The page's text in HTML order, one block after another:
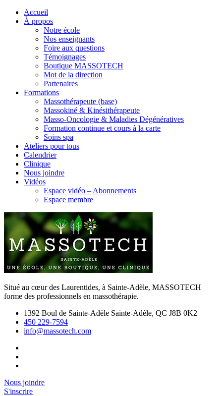
Accueil
À propos
Notre école
Nos enseignants
Foire aux questions
Témoignages
Boutique MASSOTECH
Mot de la direction
Partenaires
Formations
Massothérapeute (base)
Massokiné & Kinésithérapeute
Masso-Oncologie & Maladies Dégénératives
Formation continue et cours à la carte
Soins spa
Ateliers pour tous
Calendrier
Clinique
Nous joindre
Vidéos
Espace vidéo – Abonnements
Espace membre
Situé au cœur des Laurentides, à Sainte-Adèle, MASSOTECH
forme des professionnels en massothérapie.
1392 Boul de Sainte-Adèle Sainte-Adèle, QC J8B 0K2
450 229-7594
info@massotech.com
Nous joindre
S'inscrire